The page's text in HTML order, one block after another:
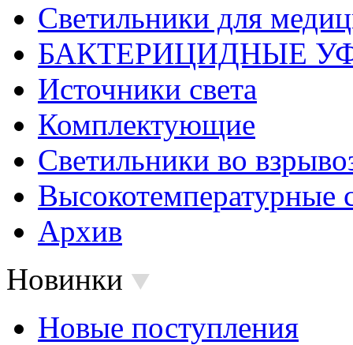
Светильники для
БАКТЕРИЦИДНЫЕ
Источники света
Комплектующие
Светильники во
Высокотемпературные
Архив
Новинки
Новые поступления